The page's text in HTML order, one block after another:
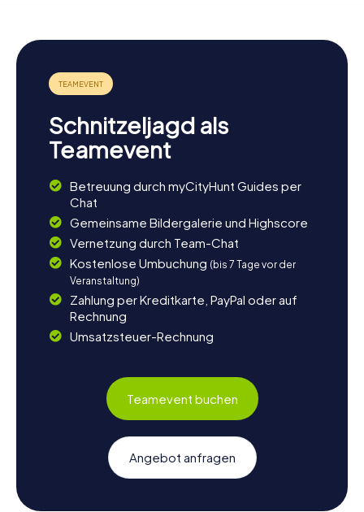
Schnitzeljagd als
Teamevent
Betreuung durch myCityHunt Guides per
Chat
Gemeinsame Bildergalerie und Highscore
Vernetzung durch Team-Chat
Kostenlose Umbuchung (bis 7 Tage vor der
Veranstaltung)
Zahlung per Kreditkarte, PayPal oder auf
Rechnung
Umsatzsteuer-Rechnung
Teamevent buchen
Angebot anfragen